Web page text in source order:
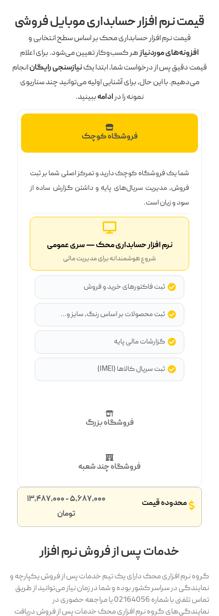
قیمت نرم افزار حسابداری موبایل فروشی
قیمت نرم افزار حسابداری محک بر اساس سطح انتخابی و
افزونه‌های موردنیازهر کسب‌وکار تعیین می‌شود. برای اعلام
قیمت دقیق پس از درخواست شما، ابتدا یکنیازسنجی رایگانانجام
می‌دهیم. با این حال، برای آشنایی اولیه می‌توانید چند سناریوی
نمونه را درادامهببینید.
فروشگاه کوچک
فروشگاه بزرگ
فروشگاه چند شعبه
شما یک فروشگاه کوچک دارید و تمرکز اصلی شما بر ثبت
فروش، مدیریت سریال‌های پایه و داشتن گزارش ساده از
سود و زیان است.
نرم افزار حسابداری محک — سری عمومی
شروع هوشمندانه برای مدیریت مالی
ثبت فاکتورهای خرید و فروش
ثبت محصولات بر اساس رنگ، سایز و...
گزارشات مالی پایه
ثبت سریال کالاها (IMEI)
محدوده قیمت
5,687,000 - 13,487,000
تومان
خدمات پس از فروش نرم افزار
گروه نرم افزاری محک دارای یک تیم خدمات پس از فروش یکپارچه و
نمایندگی در سراسر کشور بوده و شما در زمان نیاز می‌توانید از طریق
تماس تلفنی با شماره 02164056 یا مراجعه حضوری در
نمایندگی‌های گروه نرم افزاری محک خدمات پس از فروش دریافت